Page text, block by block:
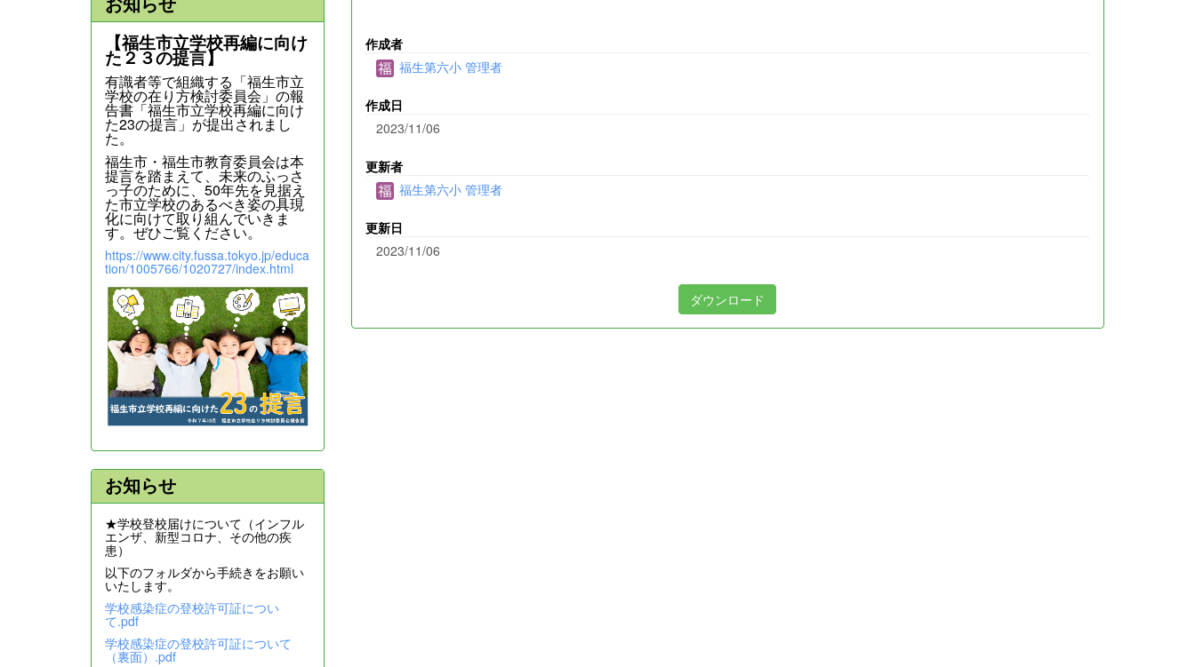
作成者
福生第六小 管理者
作成日
2023/11/06
更新者
福生第六小 管理者
更新日
2023/11/06
ダウンロード
【福生市立学校再編に向け
た２３の提言】
有識者等で組織する「福生市立
学校の在り方検討委員会」の報
告書「福生市立学校再編に向け
た23の提言」が提出されまし
た。
福生市・福生市教育委員会は本
提言を踏まえて、未来のふっさ
っ子のために、50年先を見据え
た市立学校のあるべき姿の具現
化に向けて取り組んでいきま
す。ぜひご覧ください。
https://www.city.fussa.tokyo.jp/educa
tion/1005766/1020727/index.html
お知らせ
★学校登校届けについて（インフル
エンザ、新型コロナ、その他の疾
患）
以下のフォルダから手続きをお願い
いたします。
学校感染症の登校許可証につい
て.pdf
学校感染症の登校許可証について
（裏面）.pdf